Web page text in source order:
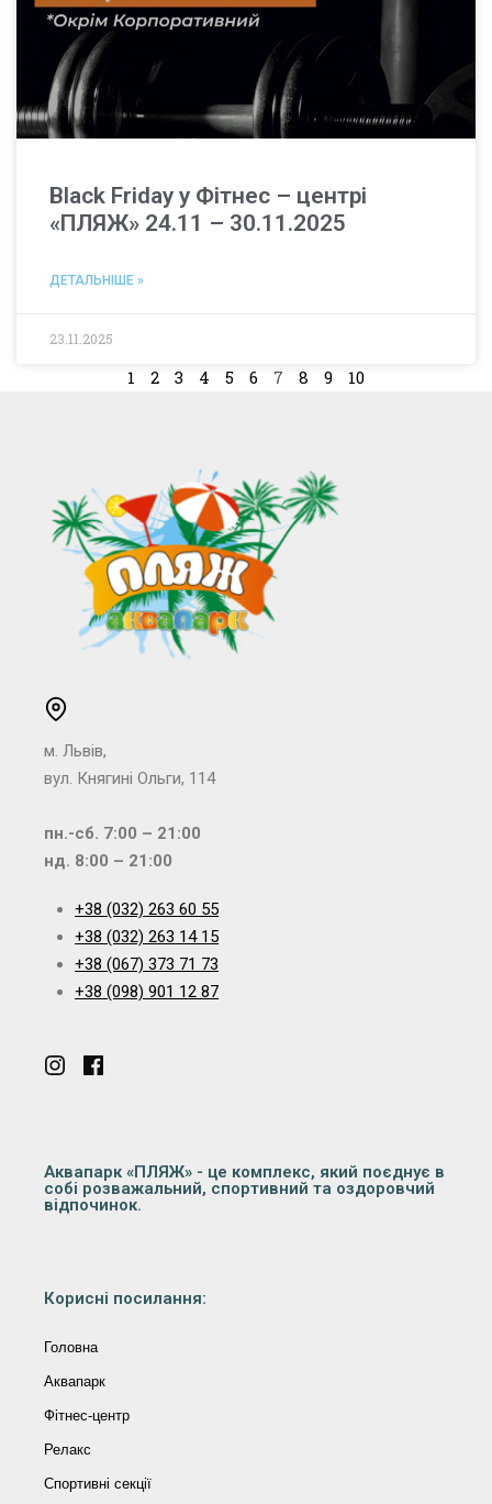
Black Friday у Фітнес – центрі
«ПЛЯЖ» 24.11 – 30.11.2025
ДЕТАЛЬНІШЕ »
23.11.2025
1 2 3 4 5 6 7 8 9 10
м. Львів,
вул. Княгині Ольги, 114
пн.-сб. 7:00 – 21:00
нд. 8:00 – 21:00
+38 (032) 263 60 55
+38 (032) 263 14 15
+38 (067) 373 71 73
+38 (098) 901 12 87
Аквапарк «ПЛЯЖ» - це комплекс, який поєднує в
собі розважальний, спортивний та оздоровчий
відпочинок.
Корисні посилання:
Головна
Аквапарк
Фітнес-центр
Релакс
Спортивні секції